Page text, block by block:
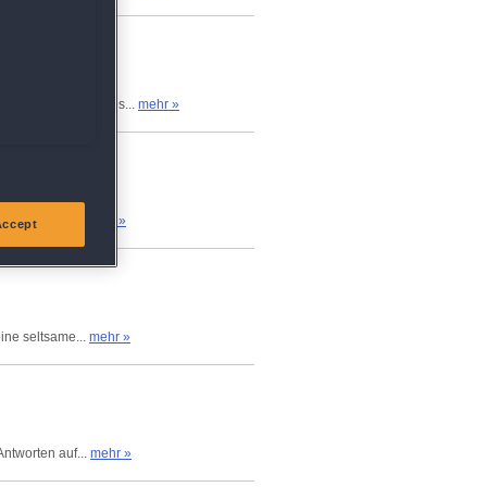
der Zweck deines... mehr »
weißen...
mehr »
seltsame... mehr »
auf... mehr »